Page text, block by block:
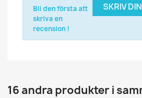
SKRIV
Bli den första att
skriva en
recension !
16 andra produkter i